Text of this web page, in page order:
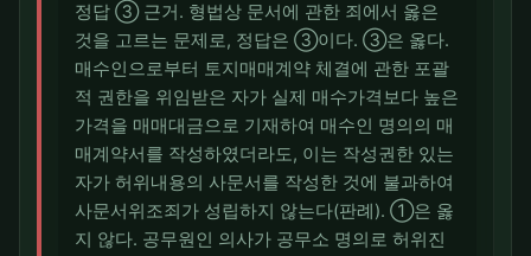
정답 ③ 근거. 형법상 문서에 관한 죄에서 옳은
것을 고르는 문제로, 정답은 ③이다. ③은 옳다.
매수인으로부터 토지매매계약 체결에 관한 포괄
적 권한을 위임받은 자가 실제 매수가격보다 높은
가격을 매매대금으로 기재하여 매수인 명의의 매
매계약서를 작성하였더라도, 이는 작성권한 있는
자가 허위내용의 사문서를 작성한 것에 불과하여
사문서위조죄가 성립하지 않는다(판례). ①은 옳
지 않다. 공무원인 의사가 공무소 명의로 허위진